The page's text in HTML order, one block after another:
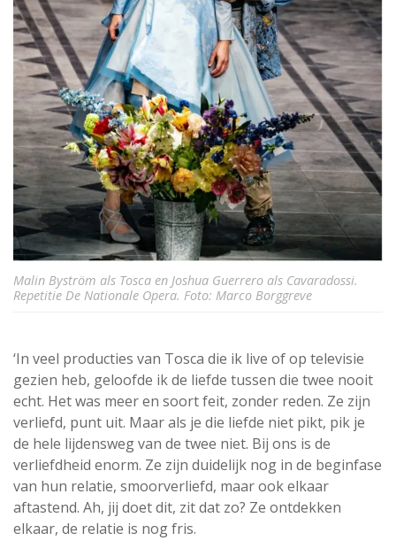
Malin Byström als Tosca en Joshua Guerrero als Cavaradossi.
Repetitie De Nationale Opera. Foto: Marco Borggreve
‘In veel producties van Tosca die ik live of op televisie
gezien heb, geloofde ik de liefde tussen die twee nooit
echt. Het was meer en soort feit, zonder reden. Ze zijn
verliefd, punt uit. Maar als je die liefde niet pikt, pik je
de hele lijdensweg van de twee niet. Bij ons is de
verliefdheid enorm. Ze zijn duidelijk nog in de beginfase
van hun relatie, smoorverliefd, maar ook elkaar
aftastend. Ah, jij doet dit, zit dat zo? Ze ontdekken
elkaar, de relatie is nog fris.